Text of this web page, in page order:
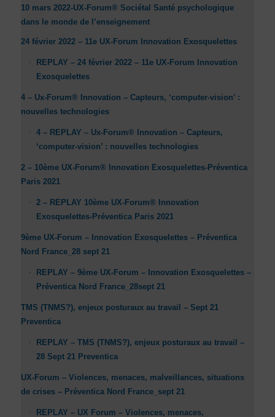
10 mars 2022-UX-Forum® Sociétal Santé psychologique
dans le monde de l’enseignement
24 février 2022 – 11e UX-Forum Innovation Exosquelettes
REPLAY – 24 février 2022 – 11e UX-Forum Innovation
Exosquelettes
4 – Ux-Forum® Innovation – Capteurs, ‘computer-vision’ :
nouvelles technologies
4 – REPLAY – Ux-Forum® Innovation – Capteurs,
‘computer-vision’ : nouvelles technologies
2 – 10ème UX-Forum® Innovation Exosquelettes-Préventica
Paris 2021
2 – REPLAY 10ème UX-Forum® Innovation
Exosquelettes-Préventica Paris 2021
9ème UX-Forum – Innovation Exosquelettes – Préventica
Nord France_28 sept 21
REPLAY – 9ème UX-Forum – Innovation Exosquelettes –
Préventica Nord France_28sept 21
TMS (TNMS?), enjeux posturaux au travail – Sept 21
Preventica
REPLAY – TMS (TNMS?), enjeux posturaux au travail –
28 Sept 21 Preventica
UX-Forum – Violences, menaces, malveillances, situations
de crises – Préventica Nord France_sept 21
REPLAY – UX Forum – Violences, menaces,